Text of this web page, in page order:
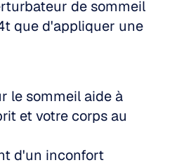
de sommeil
que d'appliquer une
le sommeil aide à
et votre corps au
d'un inconfort